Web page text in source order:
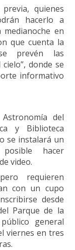
quienes
hacerlo a
en
que cuenta la
prevén las
donde se
informativo
Astronomía del
y Biblioteca
se instalará un
hacer
video.
requieren
con un cupo
desde
Parque de la
general
viernes en tres